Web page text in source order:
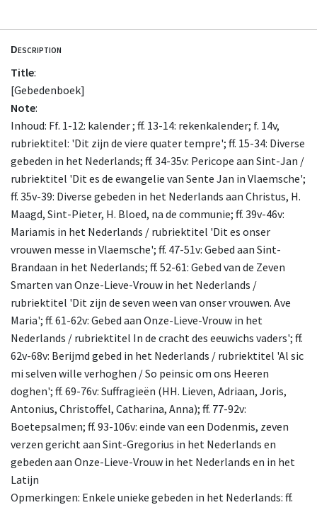
Description
Title:
[Gebedenboek]
Note:
Inhoud: Ff. 1-12: kalender ; ff. 13-14: rekenkalender; f. 14v,
rubriektitel: 'Dit zijn de viere quater tempre'; ff. 15-34: Diverse
gebeden in het Nederlands; ff. 34-35v: Pericope aan Sint-Jan /
rubriektitel 'Dit es de ewangelie van Sente Jan in Vlaemsche';
ff. 35v-39: Diverse gebeden in het Nederlands aan Christus, H.
Maagd, Sint-Pieter, H. Bloed, na de communie; ff. 39v-46v:
Mariamis in het Nederlands / rubriektitel 'Dit es onser
vrouwen messe in Vlaemsche'; ff. 47-51v: Gebed aan Sint-
Brandaan in het Nederlands; ff. 52-61: Gebed van de Zeven
Smarten van Onze-Lieve-Vrouw in het Nederlands /
rubriektitel 'Dit zijn de seven ween van onser vrouwen. Ave
Maria'; ff. 61-62v: Gebed aan Onze-Lieve-Vrouw in het
Nederlands / rubriektitel In de cracht des eeuwichs vaders'; ff.
62v-68v: Berijmd gebed in het Nederlands / rubriektitel 'Al sic
mi selven wille verhoghen / So peinsic om ons Heeren
doghen'; ff. 69-76v: Suffragieën (HH. Lieven, Adriaan, Joris,
Antonius, Christoffel, Catharina, Anna); ff. 77-92v:
Boetepsalmen; ff. 93-106v: einde van een Dodenmis, zeven
verzen gericht aan Sint-Gregorius in het Nederlands en
gebeden aan Onze-Lieve-Vrouw in het Nederlands en in het
Latijn
Opmerkingen: Enkele unieke gebeden in het Nederlands: ff.